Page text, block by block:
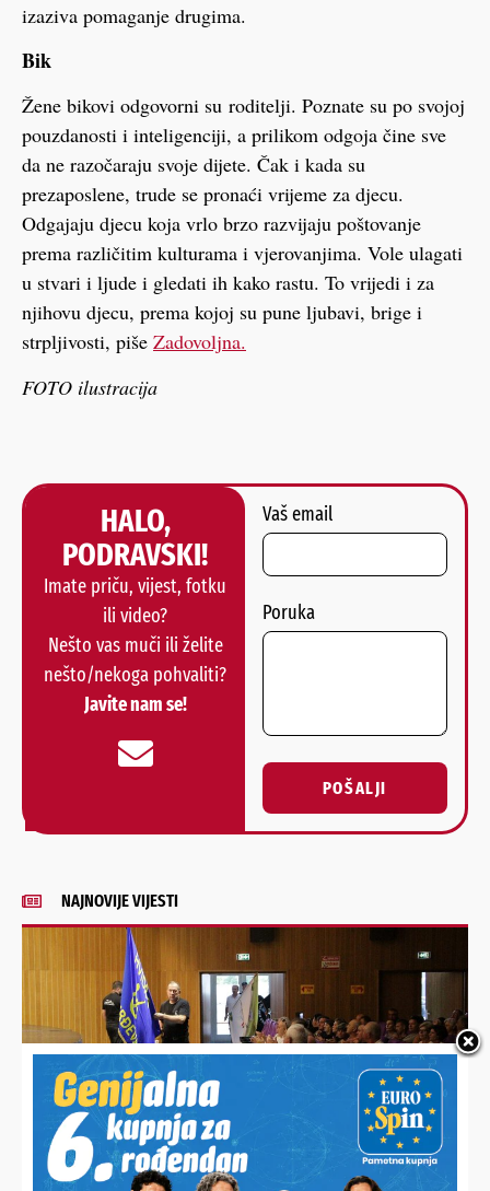
izaziva pomaganje drugima.
Bik
Žene bikovi odgovorni su roditelji. Poznate su po svojoj
pouzdanosti i inteligenciji, a prilikom odgoja čine sve
da ne razočaraju svoje dijete. Čak i kada su
prezaposlene, trude se pronaći vrijeme za djecu.
Odgajaju djecu koja vrlo brzo razvijaju poštovanje
prema različitim kulturama i vjerovanjima. Vole ulagati
u stvari i ljude i gledati ih kako rastu. To vrijedi i za
njihovu djecu, prema kojoj su pune ljubavi, brige i
strpljivosti, piše Zadovoljna.
FOTO ilustracija
HALO,
PODRAVSKI!
Imate priču, vijest, fotku
ili video?
Nešto vas muči ili želite
nešto/nekoga pohvaliti?
Javite nam se!
Vaš email
Poruka
POŠALJI
Alternative:
NAJNOVIJE VIJESTI
PRIKAZAN I DOKUMENTARNI FILM O OSLOBAĐANJU KARAULE
U FERDINANDOVCU
Slavi se 35. obljetnica osnutka podravskih braniteljskih
postrojbi